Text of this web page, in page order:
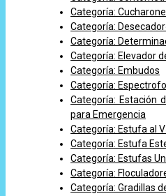
Categoría:
Categoría:
Categoría:
Categoría: Elevador
Categoría: Embudos
Categoría:
Categoría: Estación
para Emergencia
Categoría: Estufa al
Categoría: Estufa
Categoría: Estufas
Categoría:
Categoría: Gradillas